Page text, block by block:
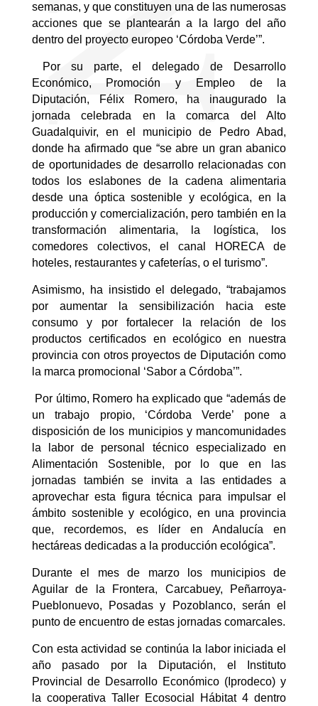
semanas, y que constituyen una de las numerosas
acciones que se plantearán a la largo del año
dentro del proyecto europeo ‘Córdoba Verde’”.
Por su parte, el delegado de Desarrollo
Económico, Promoción y Empleo de la
Diputación, Félix Romero, ha inaugurado la
jornada celebrada en la comarca del Alto
Guadalquivir, en el municipio de
Pedro Abad,
donde ha afirmado que“se abre un gran abanico
de oportunidades de desarrollo relacionadas con
todos los eslabones de la cadena alimentaria
desde una óptica sostenible y ecológica, en la
producción y comercialización, pero también en la
transformación alimentaria, la logística, los
comedores colectivos, el canal HORECA de
hoteles, restaurantes y cafeterías, o el turismo”.
Asimismo, ha insistidoe l delegado, “trabajamos
por aumentar la sensibilización hacia este
consumo y por fortalecer la relación de los
productos certificados en ecológico en nuestra
provincia con otros proyectos de Diputación como
la marca promocional ‘Sabor a Córdoba’”.
Por último, Romero ha explicado que “además de
un trabajo propio, ‘Córdoba Verde’ pone a
disposición de los municipios y mancomunidades
la labor de personal técnico especializado en
Alimentación Sostenible, por lo que en las
jornadas también se invita a las entidades a
aprovechar esta figura técnica para impulsar el
ámbito sostenible y ecológico, en una provincia
que, recordemos, es líder en Andalucía en
hectáreas dedicadas a la producción ecológica”.
Durante el mes de marzo los municipios de
Aguilar de la Frontera, Carcabuey, Peñarroya-
Pueblonuevo, Posadas y Pozoblanco, serán el
punto de encuentro de estas jornadas comarcales.
Con esta actividad se continúa la labor iniciada el
año pasado por la Diputación, el Instituto
Provincial de Desarrollo Económico ( Iprodeco) y
la cooperativa Taller Ecosocial Hábitat 4 dentro